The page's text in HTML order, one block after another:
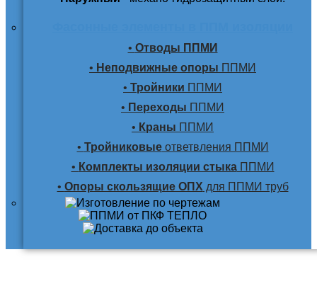
• Отводы ППМИ
• Неподвижные опоры ППМИ
• Тройники ППМИ
• Переходы ППМИ
• Краны ППМИ
• Тройниковыеответвления ППМИ
• Комплекты изоляции стыкаППМИ
• Опоры скользящие ОПХ для ППМИ труб